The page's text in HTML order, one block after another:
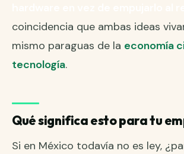
coincidencia que ambas ideas
mismo paraguas de la economía
tecnología.
Qué significa esto para tu
Si en México todavía no es ley,